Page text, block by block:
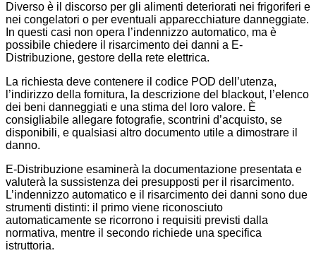
Diverso è il discorso per gli alimenti deteriorati nei frigoriferi e
nei congelatori o per eventuali apparecchiature danneggiate.
In questi casi non opera l’indennizzo automatico, ma è
possibile chiedere il risarcimento dei danni a E-
Distribuzione, gestore della rete elettrica.
La richiesta deve contenere il codice POD dell’utenza,
l’indirizzo della fornitura, la descrizione del blackout, l’elenco
dei beni danneggiati e una stima del loro valore. È
consigliabile allegare fotografie, scontrini d’acquisto, se
disponibili, e qualsiasi altro documento utile a dimostrare il
danno.
E-Distribuzione esaminerà la documentazione presentata e
valuterà la sussistenza dei presupposti per il risarcimento.
L’indennizzo automatico e il risarcimento dei danni sono due
strumenti distinti: il primo viene riconosciuto
automaticamente se ricorrono i requisiti previsti dalla
normativa, mentre il secondo richiede una specifica
istruttoria.